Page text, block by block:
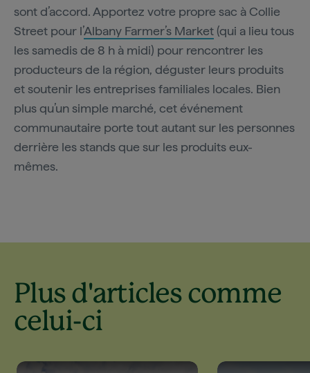
sont d’accord. Apportez votre propre sac à Collie
Street pour l’Albany Farmer’s Market (qui a lieu tous
les samedis de 8 h à midi) pour rencontrer les
producteurs de la région, déguster leurs produits
et soutenir les entreprises familiales locales. Bien
plus qu’un simple marché, cet événement
communautaire porte tout autant sur les personnes
derrière les stands que sur les produits eux-
mêmes.
Plus d'articles comme
celui-ci